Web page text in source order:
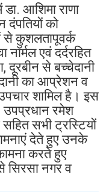
आशिमा राणा
दंपतियों को
से कुशलतापूवर्क
एवं दर्दरहित
दूरबीन से बच्चेदानी
का आप्रेशन व
शामिल है। इस
रमेश
सहित सभी ट्रस्टियों
देते हुए उनके
करते हुए
सिरसा नगर व